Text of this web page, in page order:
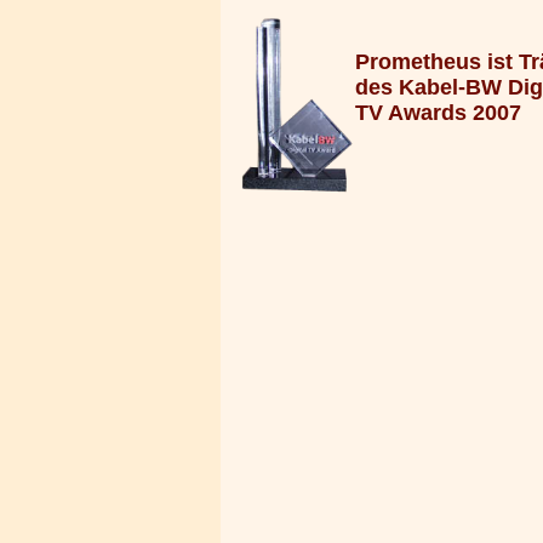
Prometheus ist
des Kabel-BW
TV Awards 2007